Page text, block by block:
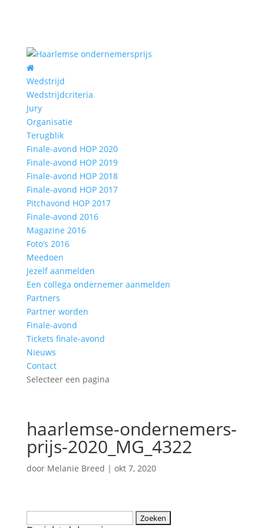
Wedstrijd
Wedstrijdcriteria
Jury
Organisatie
Terugblik
Finale-avond HOP 2020
Finale-avond HOP 2019
Finale-avond HOP 2018
Finale-avond HOP 2017
Pitchavond HOP 2017
Finale-avond 2016
Magazine 2016
Foto’s 2016
Meedoen
Jezelf aanmelden
Een collega ondernemer aanmelden
Partners
Partner worden
Finale-avond
Tickets finale-avond
Nieuws
Contact
Selecteer een pagina
haarlemse-ondernemers-
prijs-2020_MG_4322
door Melanie Breed | okt 7, 2020